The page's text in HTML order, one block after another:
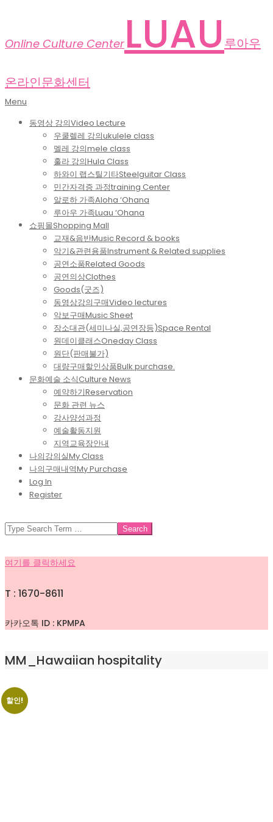
Online Culture Center LUAU 루아우
온라인문화센터
Primary
Menu
Menu
동영상 강의Video Lecture
우쿨렐레 강의ukulele class
멜레 강의mele class
훌라 강의Hula Class
하와이 랩스틸기타Steelguitar Class
민간자격증 과정training Center
알로하 가족Aloha ‘Ohana
루아우 가족Luau ‘Ohana
쇼핑몰Shopping Mall
교재&음반Music Record & books
악기&관련용품Instrument & Related supplies
공연소품Related Goods
공연의상Clothes
Goods(굿즈)
동영상강의구매Video lectures
악보구매Music Sheet
장소대관(세미나실,공연장등)Space Rental
원데이클래스Oneday Class
원단(판매불가)
대량구매할인상품Bulk purchase.
문화예술 소식Culture News
예약하기Reservation
문화 관련 뉴스
강사양성과정
예술활동지원
지역교육장안내
나의강의실My Class
나의구매내역My Purchase
Log In
Register
SEARCH
여기를 클릭하세요
T : 1670-8611
카카오톡 ID : KPMPA
MM_Hawaiian hospitality
할인!